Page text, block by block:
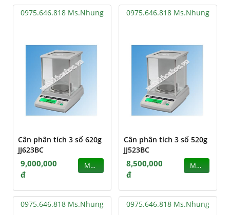
0975.646.818 Ms.Nhung
Cân phân tích 3 số 620g
JJ623BC
9,000,000
đ
MUA
0975.646.818 Ms.Nhung
Cân phân tích 3 số 520g
JJ523BC
8,500,000
đ
MUA
0975.646.818 Ms.Nhung 0975.646.818 Ms.Nhung